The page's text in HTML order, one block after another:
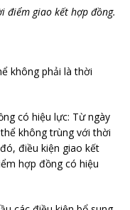
điểm giao kết hợp đồng.
không phải là thời
có hiệu lực: Từ ngày
không trùng với thời
điều kiện giao kết
hợp đồng có hiệu